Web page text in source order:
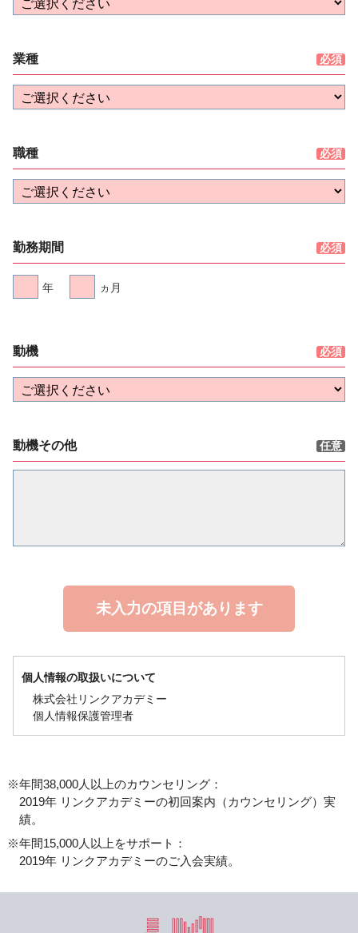
業種
職種
勤務期間
年 ヵ月
動機
動機その他
個人情報の取扱いについて
株式会社リンクアカデミー
個人情報保護管理者
グループ企業・提携企業の商品・サービスの案内、アンケー
ト・調査、統計・マーケティング資料作成、研究・企画開発
に利用させて頂き、法令に基づく場合を除き、ご本人の同意
を得ることなく他に利用または提供することはありません。
個人情報の取扱いの全部又は一部を委託する場合は、当社の
厳正な管理の下で行います。必須項目にご記入・ご入力頂け
あります。ご本人の個人情報について、利用目的の通知、開
三者への提供の停止のご希望がございましたら、個人情報取
年間38,000人以上のカウンセリング：
2019年 リンクアカデミーの初回案内（カウンセリング）実
績。
年間15,000人以上をサポート：
2019年 リンクアカデミーのご入会実績。